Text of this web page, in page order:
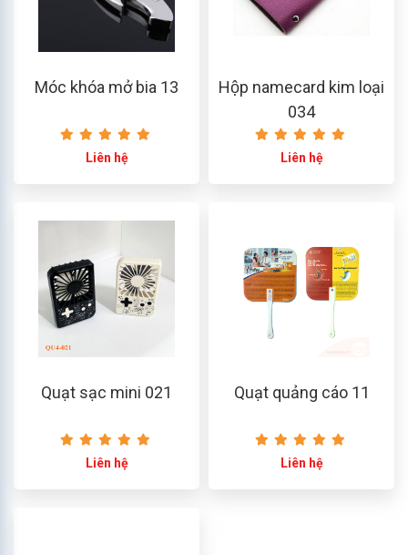
Móc khóa mở bia 13
Liên hệ
Hộp namecard kim loại
034
Liên hệ
Quạt sạc mini 021
Liên hệ
Quạt quảng cáo 11
Liên hệ